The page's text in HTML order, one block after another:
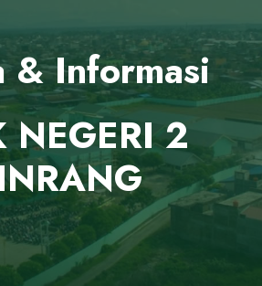
& Informasi
NEGERI 2